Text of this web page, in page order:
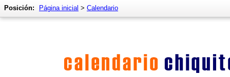
Posición: Página inicial > Calendario